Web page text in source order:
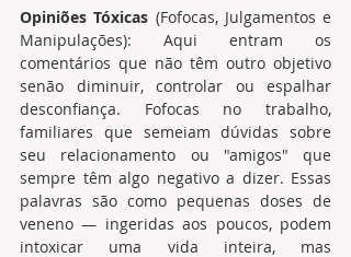
Opiniões Tóxicas (Fofocas, Julgamentos e
Manipulações): Aqui entram os
comentários que não têm outro objetivo
senão diminuir, controlar ou espalhar
desconfiança. Fofocas no trabalho,
familiares que semeiam dúvidas sobre
seu relacionamento ou "amigos" que
sempre têm algo negativo a dizer. Essas
palavras são como pequenas doses de
veneno — ingeridas aos poucos, podem
intoxicar uma vida inteira, mas